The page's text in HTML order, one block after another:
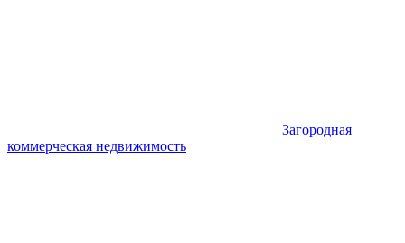
Загородная
коммерческая недвижимость